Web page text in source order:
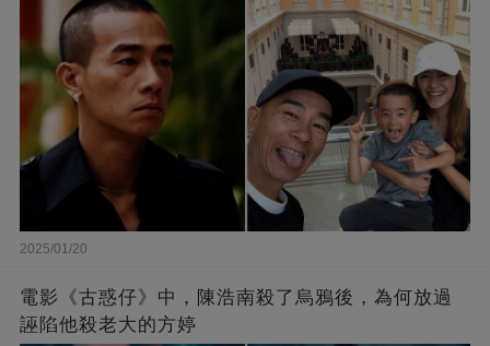
2025/01/20
電影《古惑仔》中，陳浩南殺了烏鴉後，為何放過
誣陷他殺老大的方婷